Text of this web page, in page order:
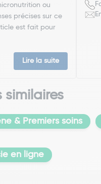
ou
précises sur ce
est fait pour
Lire la suite
& Premiers soins
en ligne